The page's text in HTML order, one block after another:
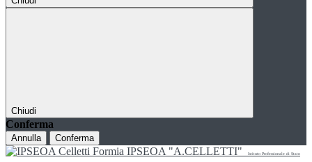
Chiudi
Conferma
Annulla Conferma
IPSEOA "A.CELLETTI" Istituto Professionale di Stato